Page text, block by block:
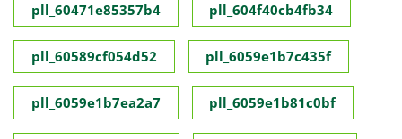
pll_60471e85357b4 pll_604f40cb4fb34
pll_60589cf054d52 pll_6059e1b7c435f
pll_6059e1b7ea2a7 pll_6059e1b81c0bf